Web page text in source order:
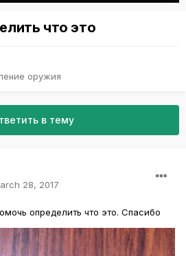
что это
оружия
в тему
28, 2017
определить что это. Спасибо